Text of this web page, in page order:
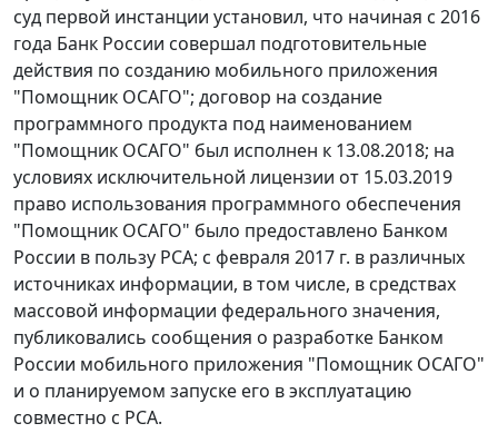
суд первой инстанции установил, что начиная с 2016
года Банк России совершал подготовительные
действия по созданию мобильного приложения
"Помощник ОСАГО"; договор на создание
программного продукта под наименованием
"Помощник ОСАГО" был исполнен к 13.08.2018; на
условиях исключительной лицензии от 15.03.2019
право использования программного обеспечения
"Помощник ОСАГО" было предоставлено Банком
России в пользу РСА; с февраля 2017 г. в различных
источниках информации, в том числе, в средствах
массовой информации федерального значения,
публиковались сообщения о разработке Банком
России мобильного приложения "Помощник ОСАГО"
и о планируемом запуске его в эксплуатацию
совместно с РСА.